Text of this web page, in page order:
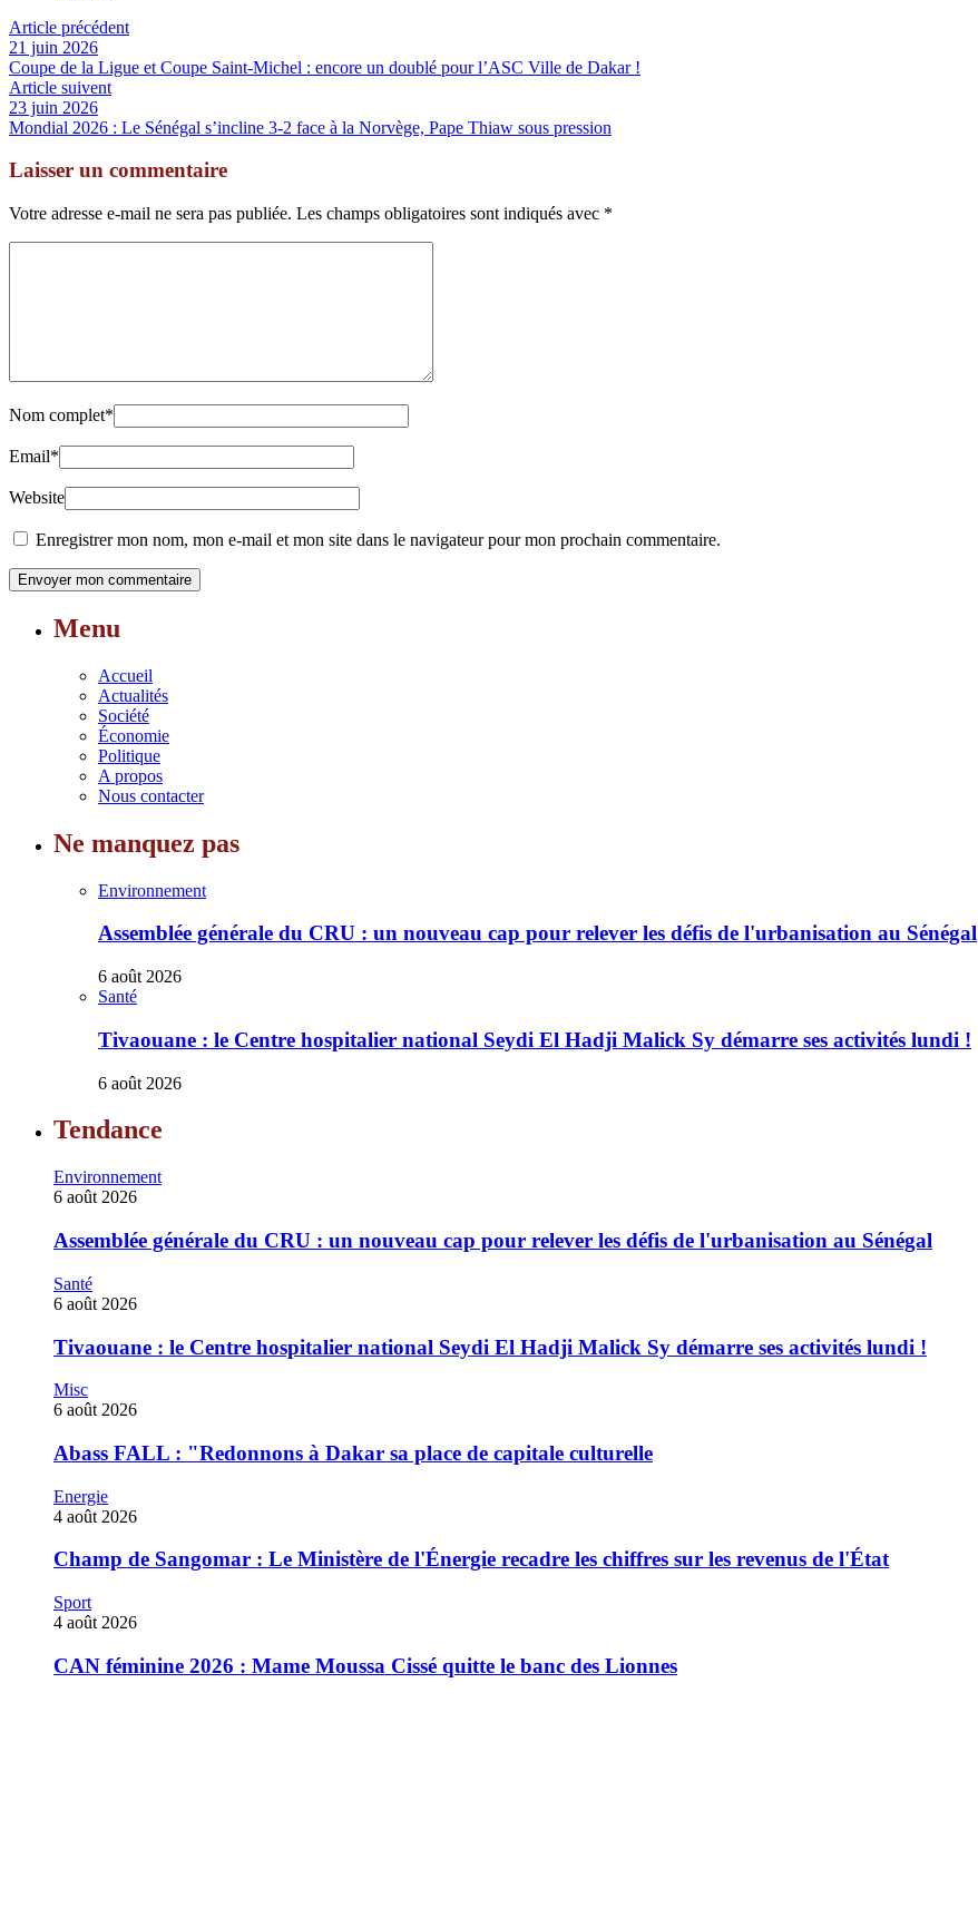
Article précédent
21 juin 2026
‎Coupe de la Ligue et Coupe Saint-Michel : encore un doublé pour l’ASC Ville de Dakar !
Article suivent
23 juin 2026
Mondial 2026 : Le Sénégal s’incline 3-2 face à la Norvège, Pape Thiaw sous pression
Laisser un commentaire
Votre adresse e-mail ne sera pas publiée. Les champs obligatoires sont indiqués avec *
Nom complet*
Email*
Website
Enregistrer mon nom, mon e-mail et mon site dans le navigateur pour mon prochain commentaire.
Menu
Accueil
Actualités
Société
Économie
Politique
A propos
Nous contacter
Ne manquez pas
Environnement
Assemblée générale du CRU : un nouveau cap pour relever les défis de l'urbanisation au Sénégal
6 août 2026
Santé
Tivaouane : le Centre hospitalier national Seydi El Hadji Malick Sy démarre ses activités lundi !
6 août 2026
Tendance
Environnement
6 août 2026
Assemblée générale du CRU : un nouveau cap pour relever les défis de l'urbanisation au Sénégal
Santé
6 août 2026
Tivaouane : le Centre hospitalier national Seydi El Hadji Malick Sy démarre ses activités lundi !
Misc
6 août 2026
‎Abass FALL : "Redonnons à Dakar sa place de capitale culturelle
Energie
4 août 2026
Champ de Sangomar : Le Ministère de l'Énergie recadre les chiffres sur les revenus de l'État
Sport
4 août 2026
CAN féminine 2026 : Mame Moussa Cissé quitte le banc des Lionnes